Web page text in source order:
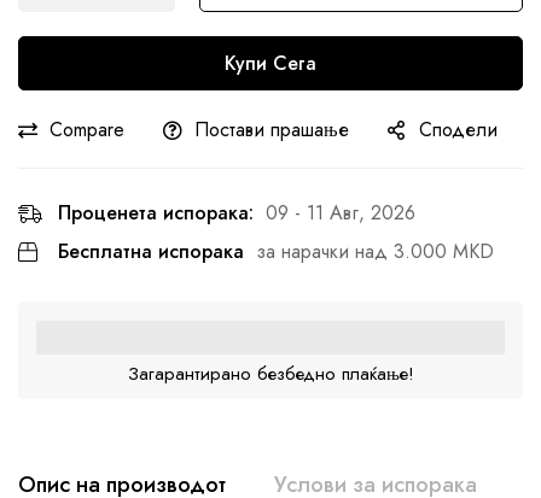
Купи Сега
Compare Постави прашање Сподели
Проценета испорака: 09 - 11 Авг, 2026
Бесплатна испорака за нарачки над 3.000 MKD
Загарантирано безбедно плаќање!
Опис на производот Услови за испорака